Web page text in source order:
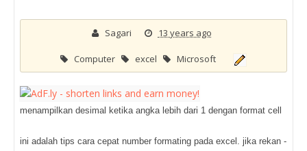
Sagari 13 years ago
Computer excel Microsoft
menampilkan desimal ketika angka lebih dari 1 dengan format cell
ini adalah tips cara cepat number formating pada excel. jika rekan -